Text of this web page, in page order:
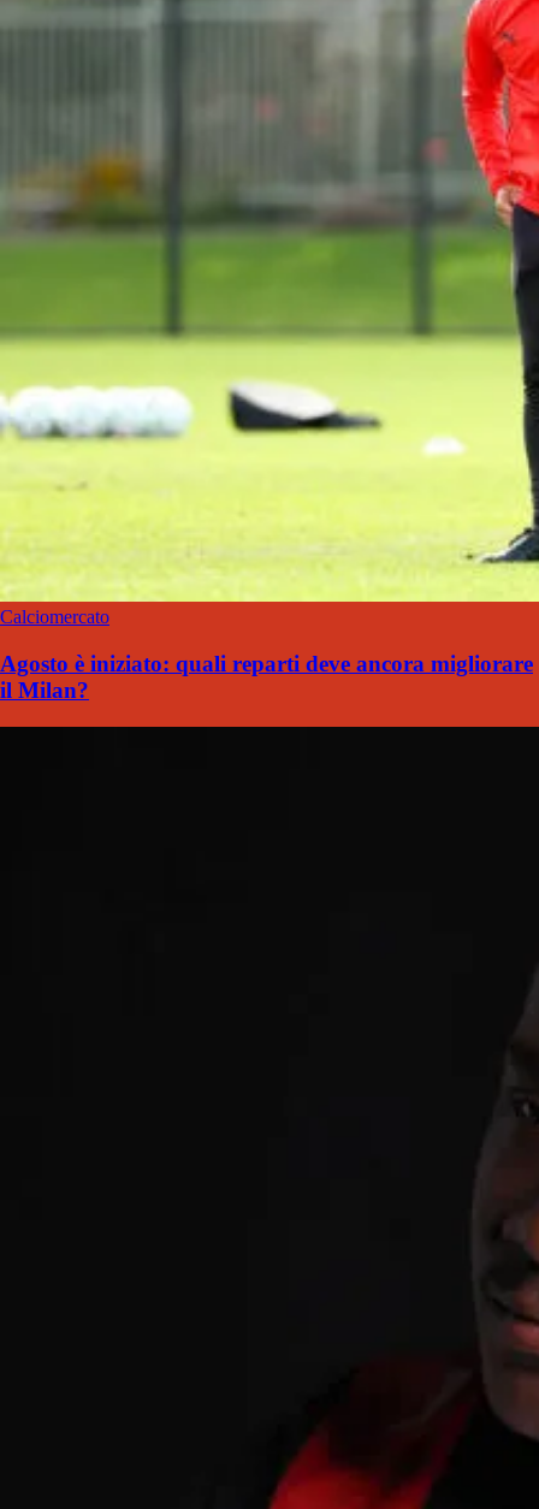
Calciomercato
Agosto è iniziato: quali reparti deve ancora migliorare
il Milan?